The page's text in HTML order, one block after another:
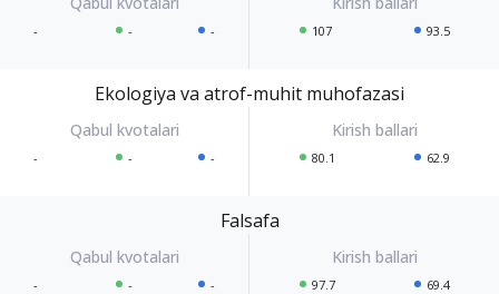
- - - 107 93.5
Ekologiya va atrof-muhit muhofazasi
- - - 80.1 62.9
Falsafa
- - - 97.7 69.4